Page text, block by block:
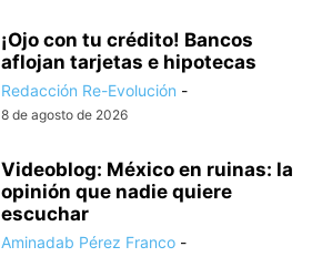
¡Ojo con tu crédito! Bancos
aflojan tarjetas e hipotecas
Redacción Re-Evolución -
8 de agosto de 2026
Videoblog: México en ruinas: la
opinión que nadie quiere
escuchar
Aminadab Pérez Franco -